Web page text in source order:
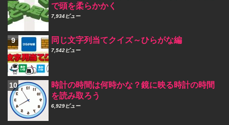
で頭を柔らかかく
7,934ビュー
同じ文字列当てクイズ～ひらがな編
7,542ビュー
時計の時間は何時かな？鏡に映る時計の時間
を読み取ろう
6,929ビュー